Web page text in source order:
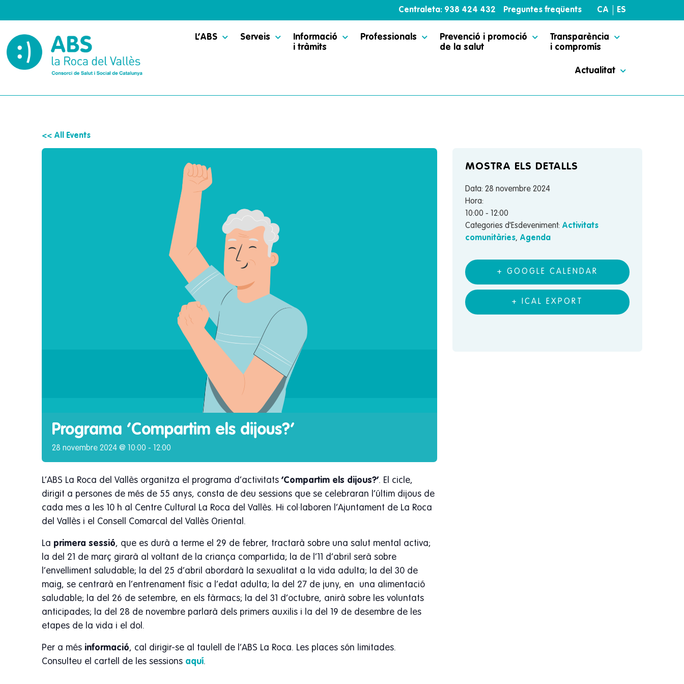
Centraleta: 938 424 432 Preguntes freqüents CA ES
L’ABS Serveis
Informació
i tràmits
Professionals
Prevenció i promoció
de la salut
Transparència
i compromís
Actualitat
<< All Events
Programa ‘Compartim els dijous?’
28 novembre 2024 @ 10:00 - 12:00
L’ABS La Roca del Vallès organitza el programa d’activitats ‘Compartim els dijous?’. El cicle,
dirigit a persones de més de 55 anys, consta de deu sessions que se celebraran l’últim dijous de
cada mes a les 10 h al Centre Cultural La Roca del Vallès. Hi col·laboren l’Ajuntament de La Roca
del Vallès i el Consell Comarcal del Vallès Oriental.
La primera sessió, que es durà a terme el 29 de febrer, tractarà sobre una salut mental activa;
la del 21 de març girarà al voltant de la criança compartida; la de l’11 d’abril serà sobre
l’envelliment saludable; la del 25 d’abril abordarà la sexualitat a la vida adulta; la del 30 de
maig, se centrarà en l’entrenament físic a l’edat adulta; la del 27 de juny, en una alimentació
saludable; la del 26 de setembre, en els fàrmacs; la del 31 d’octubre, anirà sobre les voluntats
anticipades; la del 28 de novembre parlarà dels primers auxilis i la del 19 de desembre de les
etapes de la vida i el dol.
Per a més informació, cal dirigir-se al taulell de l’ABS La Roca. Les places són limitades.
Consulteu el cartell de les sessions aquí.
MOSTRA ELS DETALLS
Data: 28 novembre 2024
Hora:
10:00 - 12:00
Categories d'Esdeveniment: Activitats
comunitàries, Agenda
+ GOOGLE CALENDAR
+ ICAL EXPORT